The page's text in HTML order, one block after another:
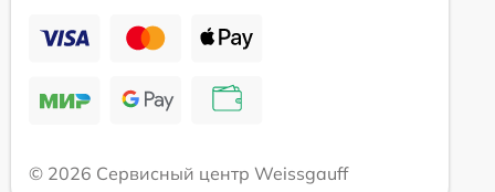
© 2026 Сервисный центр Weissgauff